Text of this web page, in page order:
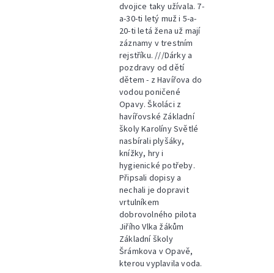
dvojice taky užívala. 7-
a-30-ti letý muž i 5-a-
20-ti letá žena už mají
záznamy v trestním
rejstříku. ///Dárky a
pozdravy od dětí
dětem - z Havířova do
vodou poničené
Opavy. Školáci z
havířovské Základní
školy Karolíny Světlé
nasbírali plyšáky,
knížky, hry i
hygienické potřeby.
Připsali dopisy a
nechali je dopravit
vrtulníkem
dobrovolného pilota
Jiřího Vlka žákům
Základní školy
Šrámkova v Opavě,
kterou vyplavila voda.